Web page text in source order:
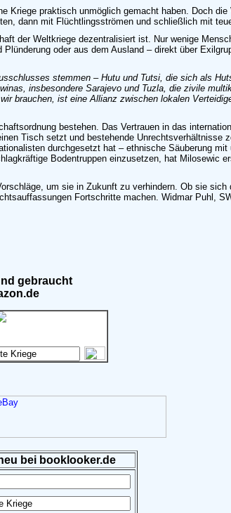
praktisch unmöglich gemacht haben. Doch die
dann mit Flüchtlingsströmen und schließlich mit
der Weltkriege dezentralisiert ist. Nur wenige
oder aus dem Ausland – direkt über
stemmen – Hutu und Tutsi, die sich als
insbesondere Sarajevo und Tuzla, die zivile
brauchen, ist eine Allianz zwischen lokalen
bestehen. Das Vertrauen in das
Tisch setzt und bestehende Unrechtsverhältnisse
durchgesetzt hat – ethnische Säuberung
Bodentruppen einzusetzen, hat Milosewic
um sie in Zukunft zu verhindern. Ob sie
Fortschritte machen. Widmar Puhl,
gebraucht
bei booklooker.de